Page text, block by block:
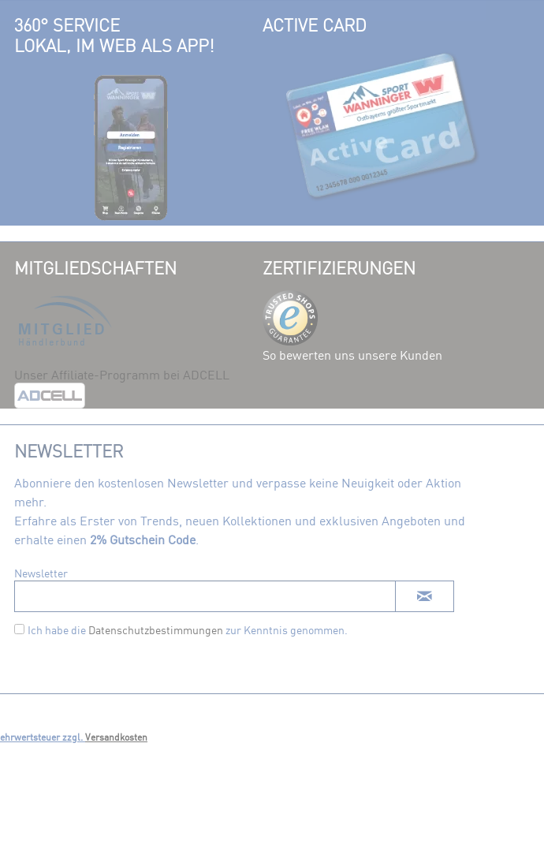
360° SERVICE
LOKAL, IM WEB ALS APP!
ACTIVE CARD
MITGLIEDSCHAFTEN
Unser Affiliate-Programm bei ADCELL
ZERTIFIZIERUNGEN
So bewerten uns unsere Kunden
NEWSLETTER
Abonniere den kostenlosen Newsletter und verpasse keine Neuigkeit oder Aktion
mehr.
Erfahre als Erster von Trends, neuen Kollektionen und exklusiven Angeboten und
erhalte einen 2% Gutschein Code
Newsletter
Ich habe die Datenschutzbestimmungen zur Kenntnis genommen.
zzgl. Versandkosten